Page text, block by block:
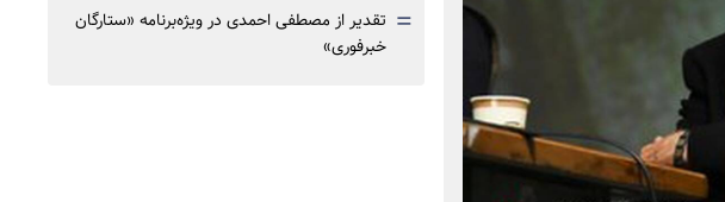
= تقدیر از مصطفی احمدی در ویژه‌برنامه «ستارگان
خبرفوری»